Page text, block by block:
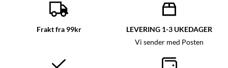
Frakt fra 99kr LEVERING 1-3 UKEDAGER
Vi sender med Posten